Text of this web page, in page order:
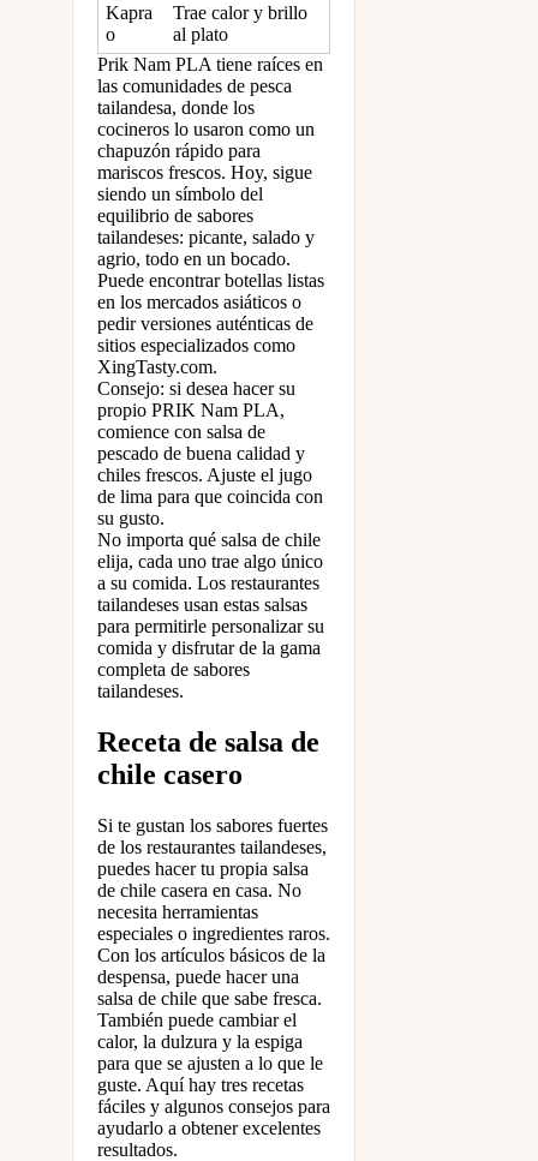
Kapra
o
Trae calor y brillo
al plato
Prik Nam PLA tiene raíces en
las comunidades de pesca
tailandesa, donde los
cocineros lo usaron como un
chapuzón rápido para
mariscos frescos. Hoy, sigue
siendo un símbolo del
equilibrio de sabores
tailandeses: picante, salado y
agrio, todo en un bocado.
Puede encontrar botellas listas
en los mercados asiáticos o
pedir versiones auténticas de
sitios especializados como
XingTasty.com.
Consejo: si desea hacer su
propio PRIK Nam PLA,
comience con salsa de
pescado de buena calidad y
chiles frescos. Ajuste el jugo
de lima para que coincida con
su gusto.
No importa qué salsa de chile
elija, cada uno trae algo único
a su comida. Los restaurantes
tailandeses usan estas salsas
para permitirle personalizar su
comida y disfrutar de la gama
completa de sabores
tailandeses.
Receta de salsa de
chile casero
Si te gustan los sabores fuertes
de los restaurantes tailandeses,
puedes hacer tu propia salsa
de chile casera en casa. No
necesita herramientas
especiales o ingredientes raros.
Con los artículos básicos de la
despensa, puede hacer una
salsa de chile que sabe fresca.
También puede cambiar el
calor, la dulzura y la espiga
para que se ajusten a lo que le
guste. Aquí hay tres recetas
fáciles y algunos consejos para
ayudarlo a obtener excelentes
resultados.